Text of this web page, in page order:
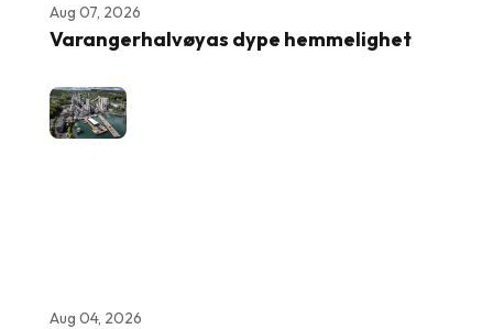
Aug 07, 2026
Varangerhalvøyas dype hemmelighet
Aug 04, 2026